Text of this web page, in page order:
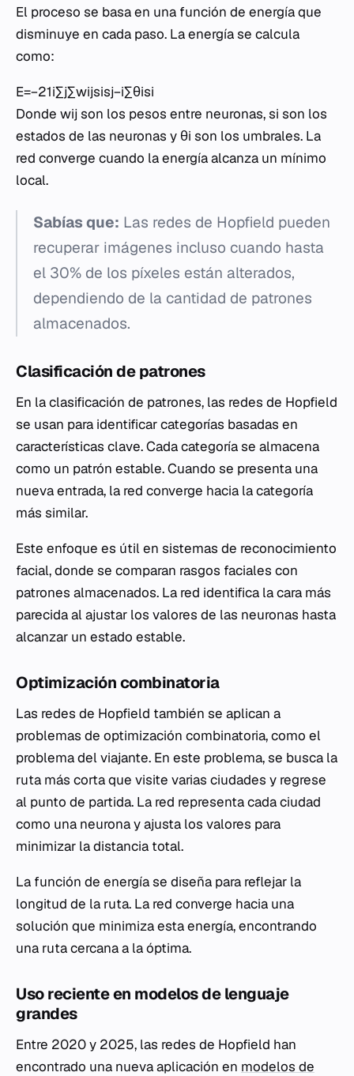
El proceso se basa en una función de energía que
disminuye en cada paso. La energía se calcula
como:
E=−21​i∑​j∑​wij​si​sj​−i∑​θi​si​
Donde wij​ son los pesos entre neuronas, si​ son los
estados de las neuronas y θi​ son los umbrales. La
red converge cuando la energía alcanza un mínimo
local.
Sabías que: Las redes de Hopfield pueden
recuperar imágenes incluso cuando hasta
el 30% de los píxeles están alterados,
dependiendo de la cantidad de patrones
almacenados.
Clasificación de patrones
En la clasificación de patrones, las redes de Hopfield
se usan para identificar categorías basadas en
características clave. Cada categoría se almacena
como un patrón estable. Cuando se presenta una
nueva entrada, la red converge hacia la categoría
más similar.
Este enfoque es útil en sistemas de reconocimiento
facial, donde se comparan rasgos faciales con
patrones almacenados. La red identifica la cara más
parecida al ajustar los valores de las neuronas hasta
alcanzar un estado estable.
Optimización combinatoria
Las redes de Hopfield también se aplican a
problemas de optimización combinatoria, como el
problema del viajante. En este problema, se busca la
ruta más corta que visite varias ciudades y regrese
al punto de partida. La red representa cada ciudad
como una neurona y ajusta los valores para
minimizar la distancia total.
La función de energía se diseña para reflejar la
longitud de la ruta. La red converge hacia una
solución que minimiza esta energía, encontrando
una ruta cercana a la óptima.
Uso reciente en modelos de lenguaje
grandes
Entre 2020 y 2025, las redes de Hopfield han
encontrado una nueva aplicación en modelos de